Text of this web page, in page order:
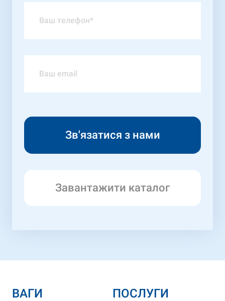
Завантажити каталог
ВАГИ ПОСЛУГИ